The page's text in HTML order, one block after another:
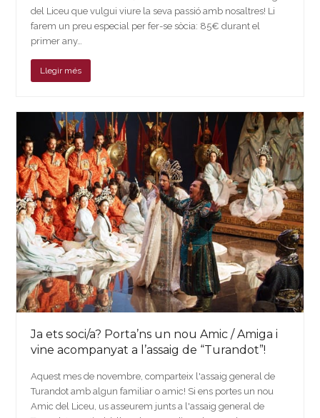
del Liceu que vulgui viure la seva passió amb nosaltres! Li
farem un preu especial per fer-se sòcia: 85€ durant el
primer any…
Llegir més
Ja ets soci/a? Porta’ns un nou Amic / Amiga i
vine acompanyat a l’assaig de “Turandot”!
Aquest mes de novembre, comparteix l'assaig general de
Turandot amb algun familiar o amic! Si ens portes un nou
Amic del Liceu, us asseurem junts a l'assaig general de